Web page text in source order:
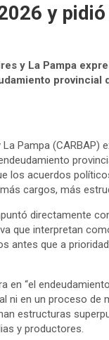
y
y La Pampa
provincial
Pampa (CARBAP)
los acuerdos
cargos, más
directamente
que interpretan
antes que a
en “el
ni en un proceso de
estructuras
y productores.